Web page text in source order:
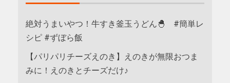
絶対うまいやつ！牛すき釜玉うどん🐣 #簡単レ
シピ #ずぼら飯
【パリパリチーズえのき】えのきが無限おつま
みに！えのきとチーズだけ♪